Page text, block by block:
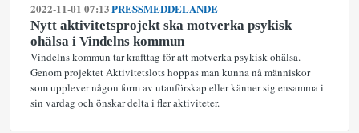
2022-11-01 07:13PRESSMEDDELANDE
Nytt aktivitetsprojekt ska motverka psykisk
ohälsa i Vindelns kommun
Vindelns kommun tar krafttag för att motverka psykisk ohälsa.
Genom projektet Aktivitetslots hoppas man kunna nå människor
som upplever någon form av utanförskap eller känner sig ensamma i
sin vardag och önskar delta i fler aktiviteter.